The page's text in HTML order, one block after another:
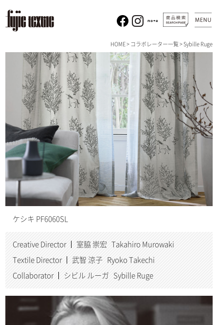
HOME> コラボレーター一覧> Sybille Ruge
ケシキ PF6060SL
Creative Director 室脇 崇宏 Takahiro Murowaki
Textile Director 武智 涼子 Ryoko Takechi
Collaborator シビル ルーガ Sybille Ruge